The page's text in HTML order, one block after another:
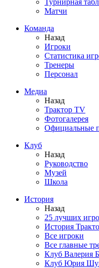
Турнирная
Матчи
Команда
Назад
Игроки
Статистика
Тренеры
Персонал
Медиа
Назад
Трактор TV
Фотогалерея
Официальные
Клуб
Назад
Руководство
Музей
Школа
История
Назад
25 лучших
История
Все игроки
Все главные
Клуб Валерия
Клуб Юрия